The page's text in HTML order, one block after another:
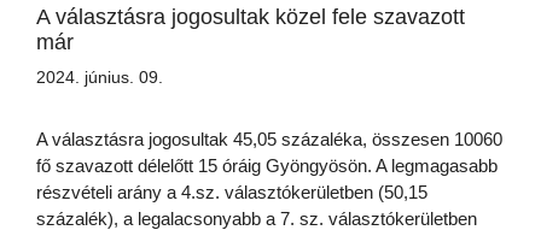
A választásra jogosultak közel fele szavazott
már
2024. június. 09.
A választásra jogosultak 45,05 százaléka, összesen 10060
fő szavazott délelőtt 15 óráig Gyöngyösön. A legmagasabb
részvételi arány a 4.sz. választókerületben (50,15
százalék), a legalacsonyabb a 7. sz. választókerületben